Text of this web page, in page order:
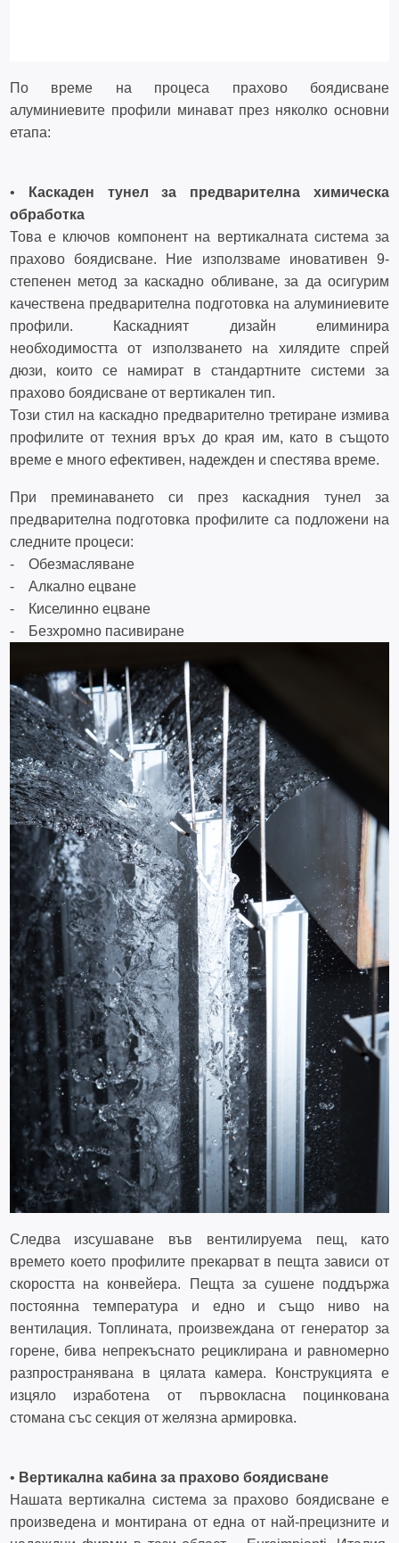
По време на процеса прахово боядисване
алуминиевите профили минават през няколко основни
етапа:
•
Каскаден тунел за предварителна химическа
обработка
Това е ключов компонент на вертикалната система за
прахово боядисване. Ние използваме иновативен 9-
степенен метод за каскадно обливане, за да осигурим
качествена предварителна подготовка на алуминиевите
профили. Каскадният дизайн елиминира
необходимостта от използването на хилядите спрей
дюзи, които се намират в стандартните системи за
прахово боядисване от вертикален тип.
Този стил на каскадно предварително третиране измива
профилите от техния връх до края им, като в същото
време е много ефективен, надежден и спестява време.
При преминаването си през каскадния тунел за
предварителна подготовка профилите са подложени на
следните процеси:
- Обезмасляване
- Алкално ецване
- Киселинно ецване
- Безхромно пасивиране
Следва изсушаване във вентилируема пещ, като
времето което профилите прекарват в пещта зависи от
скоростта на конвейера. Пещта за сушене поддържа
постоянна температура и едно и също ниво на
вентилация. Топлината, произвеждана от генератор за
горене, бива непрекъснато рециклирана и равномерно
разпространявана в цялата камера. Конструкцията е
изцяло изработена от първокласна поцинкована
стомана със секция от желязна армировка.
• Вертикална кабина за прахово боядисване
Нашата вертикална система за прахово боядисване е
произведена и монтирана от една от най-прецизните и